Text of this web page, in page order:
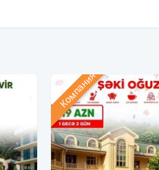
Компания